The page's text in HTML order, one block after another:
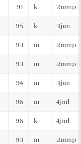
91 k 2mmp
95 k 3jun
93 m 2mmp
93 m 2mmp
94 m 3jun
96 m 4jmł
96 k 4jmł
93 m 2mmp